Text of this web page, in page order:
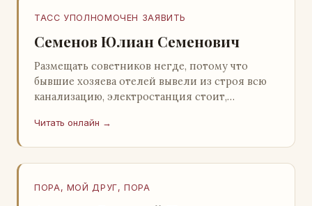
ТАСС УПОЛНОМОЧЕН ЗАЯВИТЬ
Семенов Юлиан Семенович
Размещать советников негде, потому что
бывшие хозяева отелей вывели из строя всю
канализацию, электростанция стоит,
А. Алешин». …
Читать онлайн →
ПОРА, МОЙ ДРУГ, ПОРА